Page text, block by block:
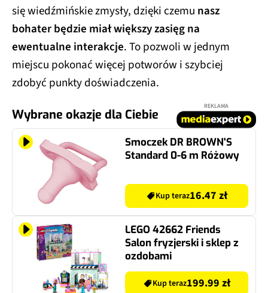
się wiedźmińskie zmysły, dzięki czemu nasz
bohater będzie miał większy zasięg na
ewentualne interakcje. To pozwoli w jednym
miejscu pokonać więcej potworów i szybciej
zdobyć punkty doświadczenia.
Wybrane okazje dla Ciebie
REKLAMA
Smoczek DR BROWN'S
Standard 0-6 m Różowy
Kup teraz16.47 zł
LEGO 42662 Friends
Salon fryzjerski i sklep z
ozdobami
Kup teraz199.99 zł